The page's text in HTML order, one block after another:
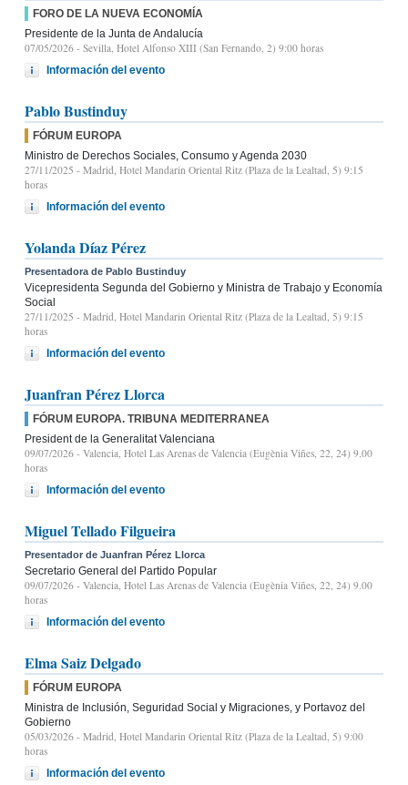
FORO DE LA NUEVA ECONOMÍA
Presidente de la Junta de Andalucía
07/05/2026 - Sevilla, Hotel Alfonso XIII (San Fernando, 2) 9:00 horas
Información del evento
Pablo Bustinduy
FÓRUM EUROPA
Ministro de Derechos Sociales, Consumo y Agenda 2030
27/11/2025 - Madrid, Hotel Mandarin Oriental Ritz (Plaza de la Lealtad, 5) 9:15
horas
Información del evento
Yolanda Díaz Pérez
Presentadora de Pablo Bustinduy
Vicepresidenta Segunda del Gobierno y Ministra de Trabajo y Economía
Social
27/11/2025 - Madrid, Hotel Mandarin Oriental Ritz (Plaza de la Lealtad, 5) 9:15
horas
Información del evento
Juanfran Pérez Llorca
FÓRUM EUROPA. TRIBUNA MEDITERRANEA
President de la Generalitat Valenciana
09/07/2026 - Valencia, Hotel Las Arenas de Valencia (Eugènia Viñes, 22, 24) 9.00
horas
Información del evento
Miguel Tellado Filgueira
Presentador de Juanfran Pérez Llorca
Secretario General del Partido Popular
09/07/2026 - Valencia, Hotel Las Arenas de Valencia (Eugènia Viñes, 22, 24) 9.00
horas
Información del evento
Elma Saiz Delgado
FÓRUM EUROPA
Ministra de Inclusión, Seguridad Social y Migraciones, y Portavoz del
Gobierno
05/03/2026 - Madrid, Hotel Mandarin Oriental Ritz (Plaza de la Lealtad, 5) 9:00
horas
Información del evento